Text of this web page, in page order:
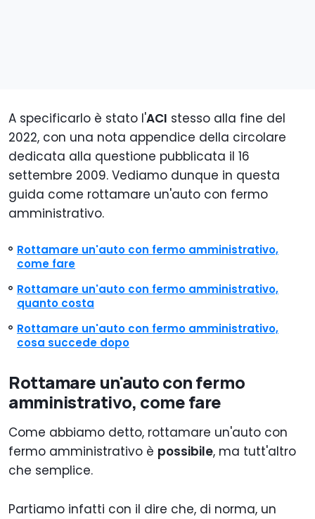
A specificarlo è stato l'ACI stesso alla fine del
2022, con una nota appendice della circolare
dedicata alla questione pubblicata il 16
settembre 2009. Vediamo dunque in questa
guida come rottamare un'auto con fermo
amministrativo.
Rottamare un'auto con fermo amministrativo,
come fare
Rottamare un'auto con fermo amministrativo,
quanto costa
Rottamare un'auto con fermo amministrativo,
cosa succede dopo
Rottamare un'auto con fermo
amministrativo, come fare
Come abbiamo detto, rottamare un'auto con
fermo amministrativo è possibile, ma tutt'altro
che semplice.
Partiamo infatti con il dire che, di norma, un